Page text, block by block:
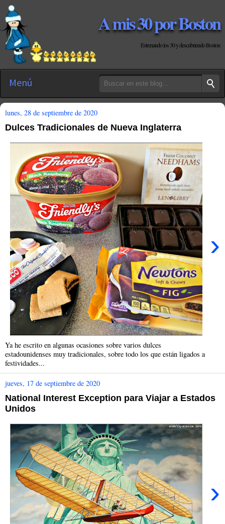
A mis 30 por Boston
Estrenando los 30 y descubriendo Boston
Menú
lunes, 28 de septiembre de 2020
Dulces Tradicionales de Nueva Inglaterra
›
Ya he escrito en algunas ocasiones sobre varios dulces
estadounidenses muy tradicionales, sobre todo los que están ligados a
festividades...
jueves, 17 de septiembre de 2020
National Interest Exception para Viajar a Estados
Unidos
›